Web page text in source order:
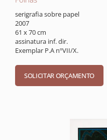
serigrafia sobre papel
2007
61 x 70 cm
assinatura inf. dir.
Exemplar P.A nºVII/X.